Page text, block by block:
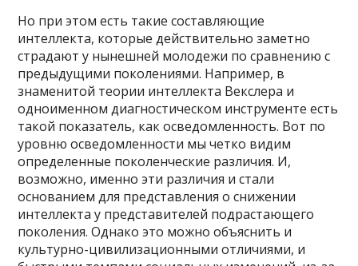
Но при этом есть такие составляющие
интеллекта, которые действительно заметно
страдают у нынешней молодежи по сравнению с
предыдущими поколениями. Например, в
знаменитой теории интеллекта Векслера и
одноименном диагностическом инструменте есть
такой показатель, как осведомленность. Вот по
уровню осведомленности мы четко видим
определенные поколенческие различия. И,
возможно, именно эти различия и стали
основанием для представления о снижении
интеллекта у представителей подрастающего
поколения. Однако это можно объяснить и
культурно-цивилизационными отличиями, и